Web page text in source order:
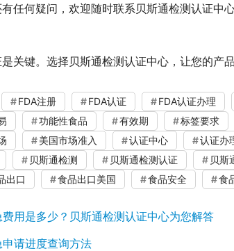
任何疑问，欢迎随时联系贝斯通检测认证中
关键。选择贝斯通检测认证中心，让您的产
FDA注册 FDA认证 FDA认证办理
功能性食品 有效期 标签要求
美国市场准入 认证中心 认证办
贝斯通检测 贝斯通检测认证 贝斯
出口 食品出口美国 食品安全 食
用是多少？贝斯通检测认证中心为您解答
请进度查询方法